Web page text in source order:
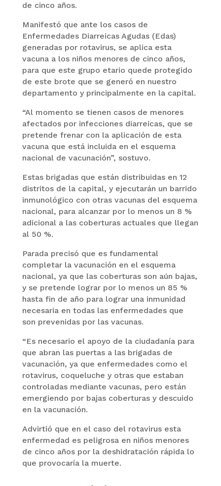
de cinco años.
Manifestó que ante los casos de
Enfermedades Diarreicas Agudas (Edas)
generadas por rotavirus, se aplica esta
vacuna a los niños menores de cinco años,
para que este grupo etario quede protegido
de este brote que se generó en nuestro
departamento y principalmente en la capital.
“Al momento se tienen casos de menores
afectados por infecciones diarreicas, que se
pretende frenar con la aplicación de esta
vacuna que está incluida en el esquema
nacional de vacunación”, sostuvo.
Estas brigadas que están distribuidas en 12
distritos de la capital, y ejecutarán un barrido
inmunológico con otras vacunas del esquema
nacional, para alcanzar por lo menos un 8 %
adicional a las coberturas actuales que llegan
al 50 %.
Parada precisó que es fundamental
completar la vacunación en el esquema
nacional, ya que las coberturas son aún bajas,
y se pretende lograr por lo menos un 85 %
hasta fin de año para lograr una inmunidad
necesaria en todas las enfermedades que
son prevenidas por las vacunas.
“Es necesario el apoyo de la ciudadanía para
que abran las puertas a las brigadas de
vacunación, ya que enfermedades como el
rotavirus, coqueluche y otras que estaban
controladas mediante vacunas, pero están
emergiendo por bajas coberturas y descuido
en la vacunación.
Advirtió que en el caso del rotavirus esta
enfermedad es peligrosa en niños menores
de cinco años por la deshidratación rápida lo
que provocaría la muerte.